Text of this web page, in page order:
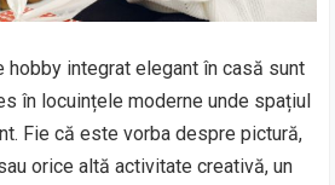
hobby integrat elegant în casă sunt
în locuințele moderne unde spațiul
Fie că este vorba despre pictură,
orice altă activitate creativă, un